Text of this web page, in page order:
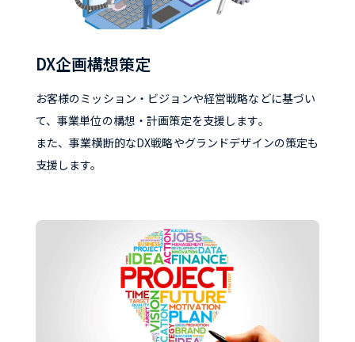
DX企画構想策定
お客様のミッション・ビジョンや経営戦略などに基づい
て、事業単位の構想・計画策定を支援します。
また、事業横断的なDX戦略やグランドデザインの策定も
支援します。